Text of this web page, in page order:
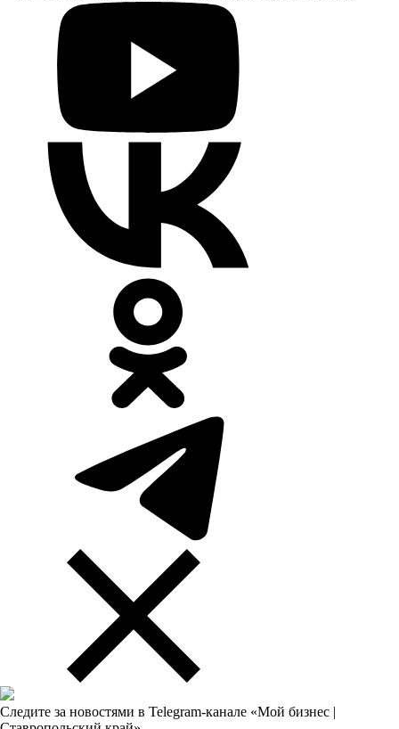
Следите за новостями в Telegram-канале «Мой бизнес |